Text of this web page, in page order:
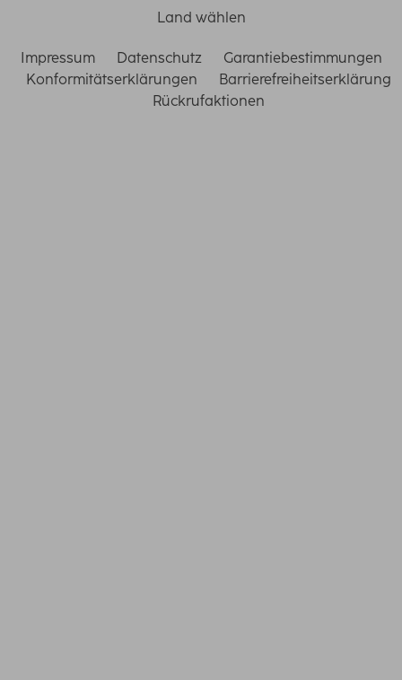
Land wählen
Impressum Datenschutz
Garantiebestimmungen
Konformitätserklärungen
Barrierefreiheitserklärung
Rückrufaktionen